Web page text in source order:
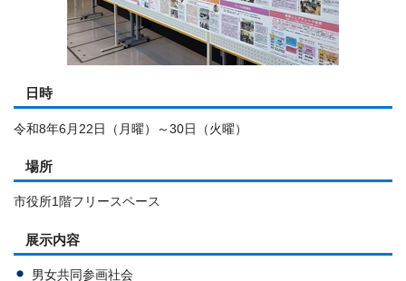
日時
令和8年6月22日（月曜）～30日（火曜）
場所
市役所1階フリースペース
展示内容
男女共同参画社会